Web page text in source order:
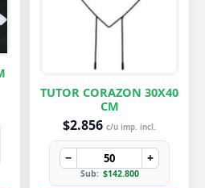
TUTOR CORAZON 30X40
CM
$2.856 c/u imp. incl.
− +
Sub: $142.800